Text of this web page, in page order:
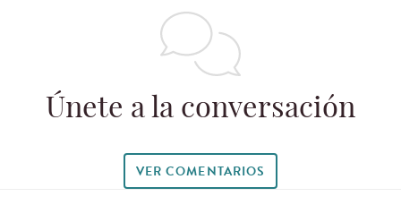
Únete a la conversación
VER COMENTARIOS